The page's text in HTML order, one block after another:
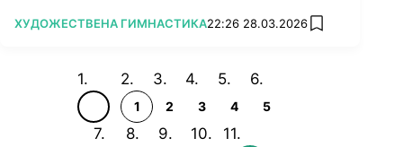
ПОВЕЧЕ ОТ
ХУДОЖЕСТВЕНА ГИМНАСТИКА22:26 28.03.2026 add favorites
1 2 3 4 5